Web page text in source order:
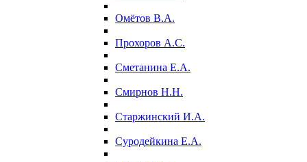
Омётов В.А.
Прохоров А.С.
Сметанина Е.А.
Смирнов Н.Н.
Старжинский И.А.
Суродейкина Е.А.